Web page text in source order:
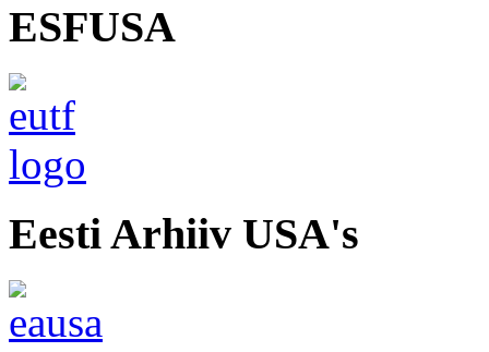
ESFUSA
Eesti Arhiiv USA's